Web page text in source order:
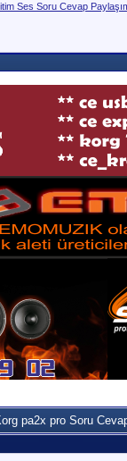
Ses Soru Cevap
pa2x pro Soru